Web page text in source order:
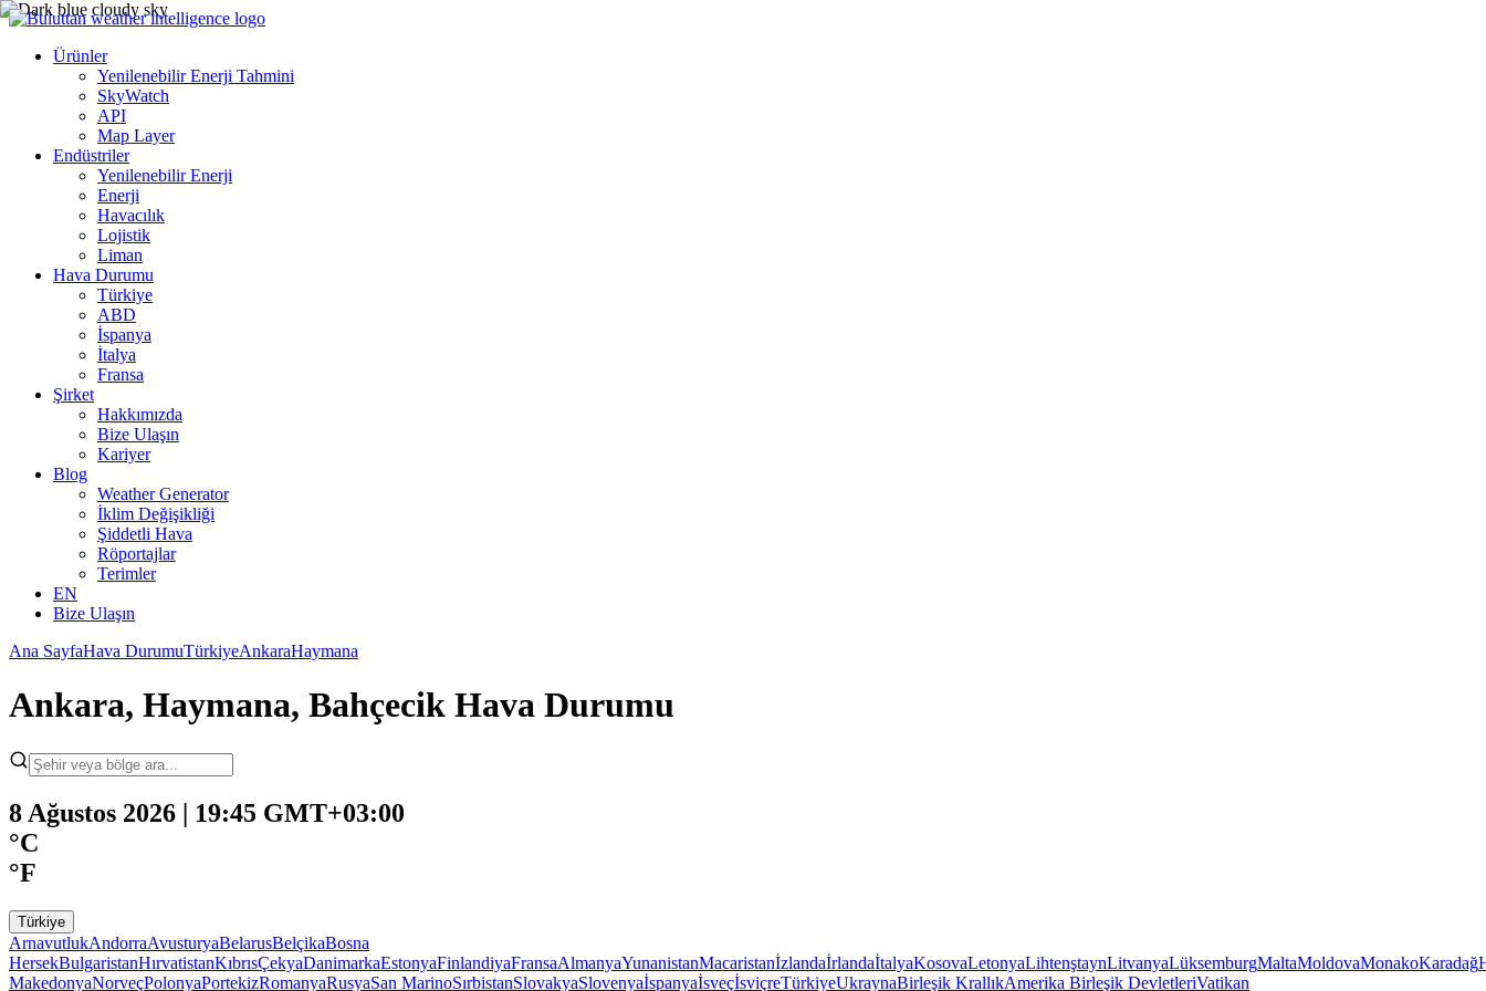
Ürünler
Yenilenebilir Enerji Tahmini
SkyWatch
API
Map Layer
Endüstriler
Yenilenebilir Enerji
Enerji
Havacılık
Lojistik
Liman
Hava Durumu
Türkiye
ABD
İspanya
İtalya
Fransa
Şirket
Hakkımızda
Bize Ulaşın
Kariyer
Blog
Weather Generator
İklim Değişikliği
Şiddetli Hava
Röportajlar
Terimler
EN
Bize Ulaşın
Ana SayfaHava DurumuTürkiyeAnkaraHaymana
Ankara, Haymana, Bahçecik Hava Durumu
8 Ağustos 2026 | 19:45 GMT+03:00
°C
°F
Türkiye
ArnavutlukAndorraAvusturyaBelarusBelçikaBosna
HersekBulgaristanHırvatistanKıbrısÇekyaDanimarkaEstonyaFinlandiyaFransaAlmanyaYunanistanMacaristanİzlandaİrlandaİtalyaKosovaLetonyaLihtenştaynLitvanyaLüksemburgMaltaMoldovaMonakoKaradağ
MakedonyaNorveçPolonyaPortekizRomanyaRusyaSan MarinoSırbistanSlovakyaSlovenyaİspanyaİsveçİsviçreTürkiyeUkraynaBirleşik KrallıkAmerika Birleşik DevletleriVatikan